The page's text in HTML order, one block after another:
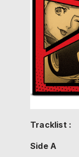
Tracklist :
Side A